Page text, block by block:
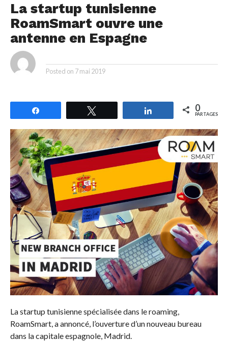
La startup tunisienne
RoamSmart ouvre une
antenne en Espagne
Posted on 7 mai 2019
Partagez 0
PARTAGES
La startup tunisienne spécialisée dans le roaming,
RoamSmart, a annoncé, l’ouverture d’un nouveau bureau
dans la capitale espagnole, Madrid.